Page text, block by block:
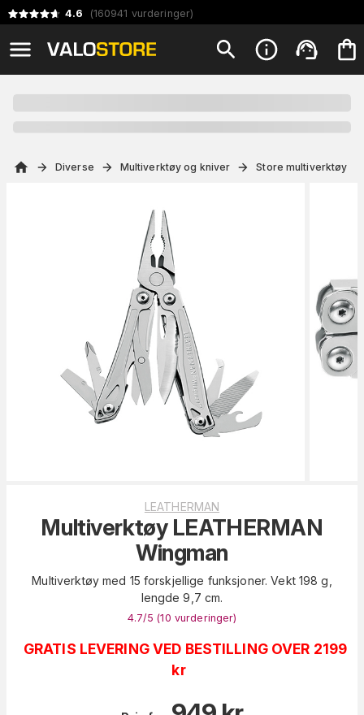
4.6 (160941 vurderinger)
Diverse Multiverktøy og kniver Store multiverktøy
LEATHERMAN
Multiverktøy LEATHERMAN
Wingman
Multiverktøy med 15 forskjellige funksjoner. Vekt 198 g,
lengde 9,7 cm.
4.7/5 (10 vurderinger)
GRATIS LEVERING VED BESTILLING OVER 2199
kr